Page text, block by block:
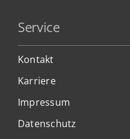
Service
Kontakt
Karriere
Impressum
Datenschutz